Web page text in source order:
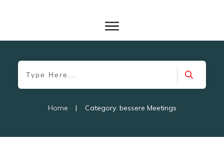
Home | Category: bessere Meetings